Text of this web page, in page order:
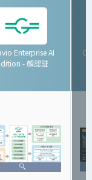
Enterprise AI
- 顔認証